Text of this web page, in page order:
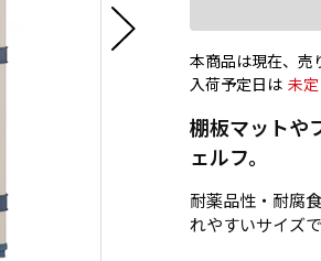
本商品は現在、売
入荷予定日は 未定
棚板マットや
ェルフ。
耐薬品性・耐腐
れやすいサイズで